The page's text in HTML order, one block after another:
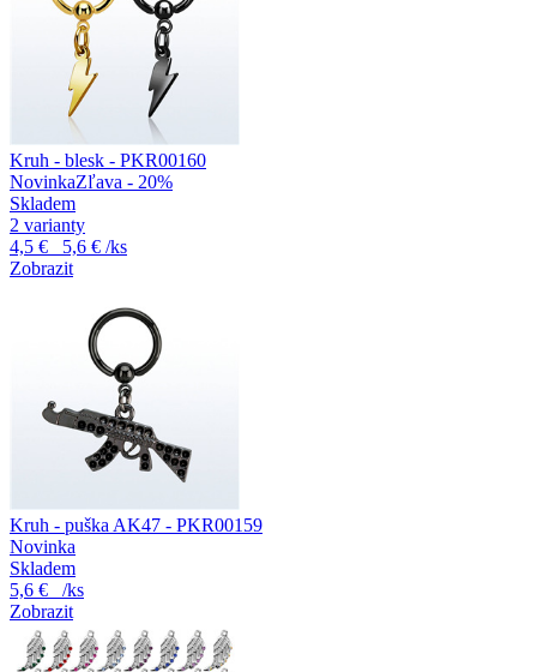
Kruh - blesk - PKR00160
NovinkaZľava - 20%
Skladem
2 varianty
4,5 €
5,6 € /ks
Zobrazit
Kruh - puška AK47 - PKR00159
Novinka
Skladem
5,6 €
/ks
Zobrazit